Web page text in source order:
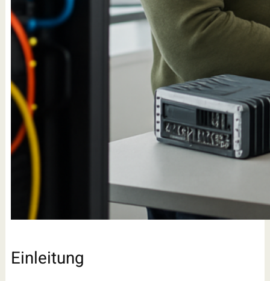
Einleitung